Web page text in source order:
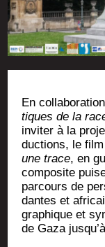
En
tiques de la
invi­ter à la
duc­tions, le
une trace, en
com­po­site
par­cours de
dantes et
gra­phique et
de Gaza